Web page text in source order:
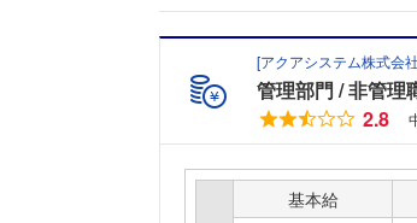
[アクアシステム株式会社
管理部門 非管理
2.8
基本給